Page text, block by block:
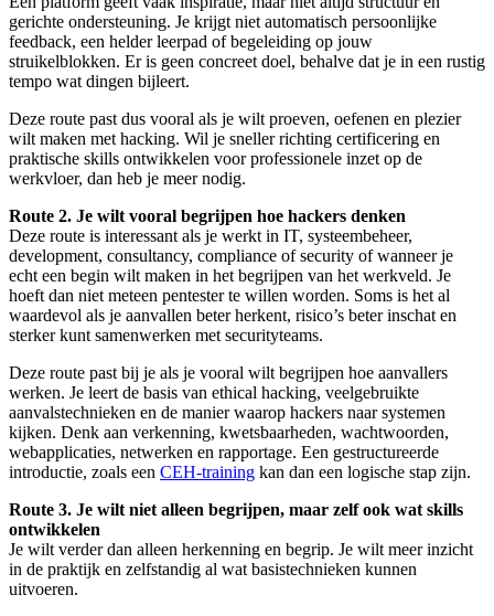
gerichte ondersteuning. Je krijgt niet automatisch persoonlijke
feedback, een helder leerpad of begeleiding op jouw
struikelblokken. Er is geen concreet doel, behalve dat je in een rustig
tempo wat dingen bijleert.
Deze route past dus vooral als je wilt proeven, oefenen en plezier
wilt maken met hacking. Wil je sneller richting certificering en
praktische skills ontwikkelen voor professionele inzet op de
werkvloer, dan heb je meer nodig.
Route 2. Je wilt vooral begrijpen hoe hackers denken
Deze route is interessant als je werkt in IT, systeembeheer,
development, consultancy, compliance of security of wanneer je
echt een begin wilt maken in het begrijpen van het werkveld. Je
hoeft dan niet meteen pentester te willen worden. Soms is het al
waardevol als je aanvallen beter herkent, risico’s beter inschat en
sterker kunt samenwerken met securityteams.
Deze route past bij je als je vooral wilt begrijpen hoe aanvallers
werken. Je leert de basis van ethical hacking, veelgebruikte
aanvalstechnieken en de manier waarop hackers naar systemen
kijken. Denk aan verkenning, kwetsbaarheden, wachtwoorden,
webapplicaties, netwerken en rapportage. Een gestructureerde
introductie, zoals een CEH-training kan dan een logische stap zijn.
Route 3. Je wilt niet alleen begrijpen, maar zelf ook wat skills
ontwikkelen
Je wilt verder dan alleen herkenning en begrip. Je wilt meer inzicht
in de praktijk en zelfstandig al wat basistechnieken kunnen
uitvoeren.